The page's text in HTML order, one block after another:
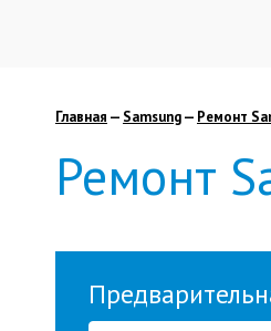
Главная — Samsung— Ремонт
Ремонт